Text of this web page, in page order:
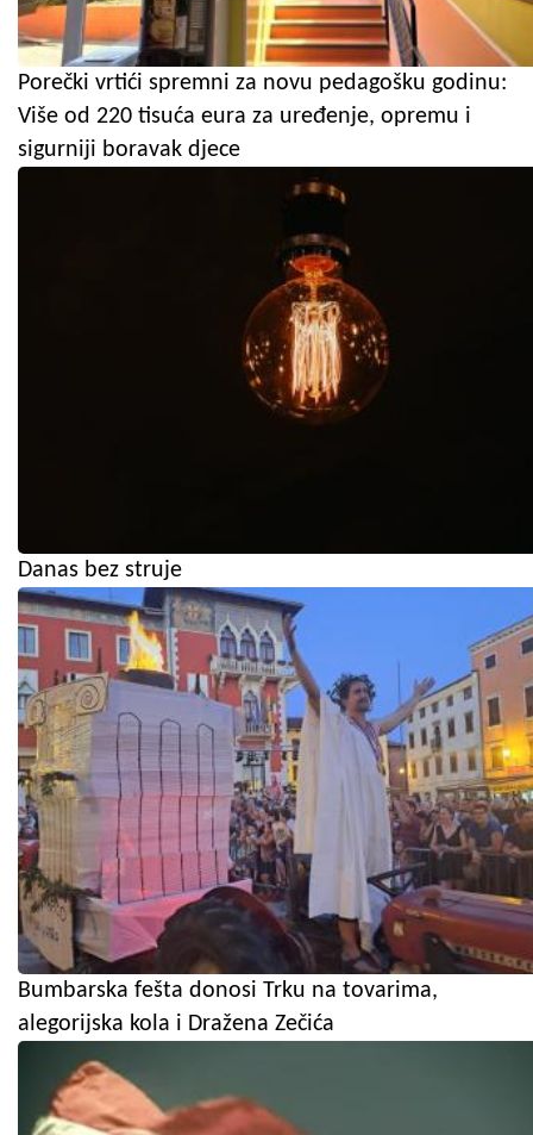
Porečki vrtići spremni za novu pedagošku godinu:
Više od 220 tisuća eura za uređenje, opremu i
sigurniji boravak djece
Danas bez struje
Bumbarska fešta donosi Trku na tovarima,
alegorijska kola i Dražena Zečića